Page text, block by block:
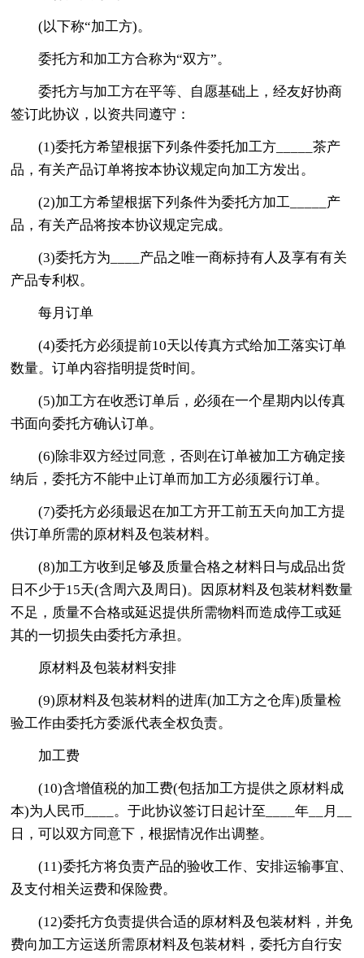
(以下称“加工方)。
委托方和加工方合称为“双方”。
委托方与加工方在平等、自愿基础上，经友好协商
签订此协议，以资共同遵守：
(1)委托方希望根据下列条件委托加工方_____茶产
品，有关产品订单将按本协议规定向加工方发出。
(2)加工方希望根据下列条件为委托方加工_____产
品，有关产品将按本协议规定完成。
(3)委托方为____产品之唯一商标持有人及享有有关
产品专利权。
每月订单
(4)委托方必须提前10天以传真方式给加工落实订单
数量。订单内容指明提货时间。
(5)加工方在收悉订单后，必须在一个星期内以传真
书面向委托方确认订单。
(6)除非双方经过同意，否则在订单被加工方确定接
纳后，委托方不能中止订单而加工方必须履行订单。
(7)委托方必须最迟在加工方开工前五天向加工方提
供订单所需的原材料及包装材料。
(8)加工方收到足够及质量合格之材料日与成品出货
日不少于15天(含周六及周日)。因原材料及包装材料数量
不足，质量不合格或延迟提供所需物料而造成停工或延
其的一切损失由委托方承担。
原材料及包装材料安排
(9)原材料及包装材料的进库(加工方之仓库)质量检
验工作由委托方委派代表全权负责。
加工费
(10)含增值税的加工费(包括加工方提供之原材料成
本)为人民币____。于此协议签订日起计至____年__月__
日，可以双方同意下，根据情况作出调整。
(11)委托方将负责产品的验收工作、安排运输事宜、
及支付相关运费和保险费。
(12)委托方负责提供合适的原材料及包装材料，并免
费向加工方运送所需原材料及包装材料，委托方自行安